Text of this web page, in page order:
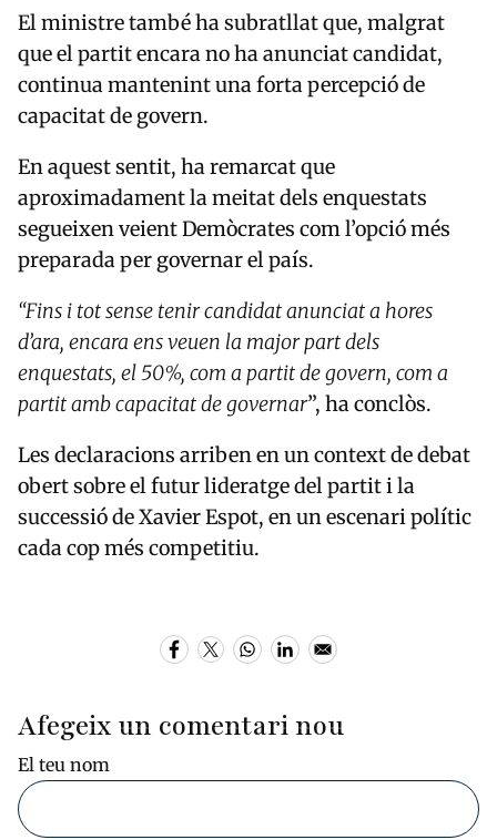
El ministre també ha subratllat que, malgrat
que el partit encara no ha anunciat candidat,
continua mantenint una forta percepció de
capacitat de govern.
En aquest sentit, ha remarcat que
aproximadament la meitat dels enquestats
segueixen veient Demòcrates com l’opció més
preparada per governar el país.
“Fins i tot sense tenir candidat anunciat a hores
d’ara, encara ens veuen la major part dels
enquestats, el 50%, com a partit de govern, com a
partit amb capacitat de governar”, ha conclòs.
Les declaracions arriben en un context de debat
obert sobre el futur lideratge del partit i la
successió deXavier Espot, en un escenari polític
cada cop més competitiu.
Afegeix un comentari nou
El teu nom